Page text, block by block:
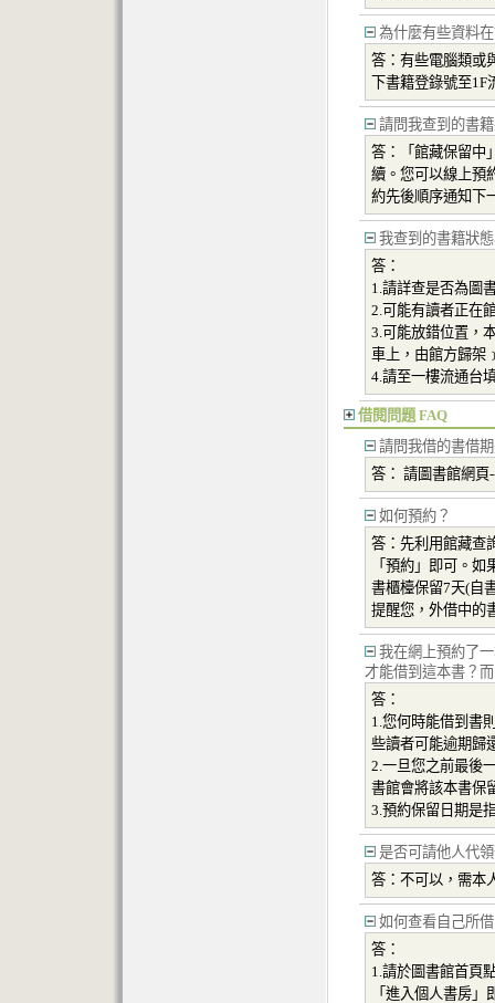
為什麼有些資料
答：有些電腦類或
下書籍登錄號至
請問我查到的書
答：「館藏保留中
續。您可以線上預
約先後順序通知下
我查到的書籍狀
答：
1.請詳查是否為圖
2.可能有讀者正在
3.可能放錯位置，
車上，由館方歸架
4.請至一樓流通台
借閱問題 FAQ
請問我借的書借
答： 請圖書館網頁
如何預約？
答：先利用館藏查
「預約」即可。
書櫃檯保留7天(自
提醒您，外借中的
我在網上預約了
才能借到這本書？
答：
1.您何時能借到書
些讀者可能逾期歸
2.一旦您之前最後
書館會將該本書保
3.預約保留日期是
是否可請他人代
答：不可以，需本
如何查看自己所
答：
1.請於圖書館首頁
「進入個人書房